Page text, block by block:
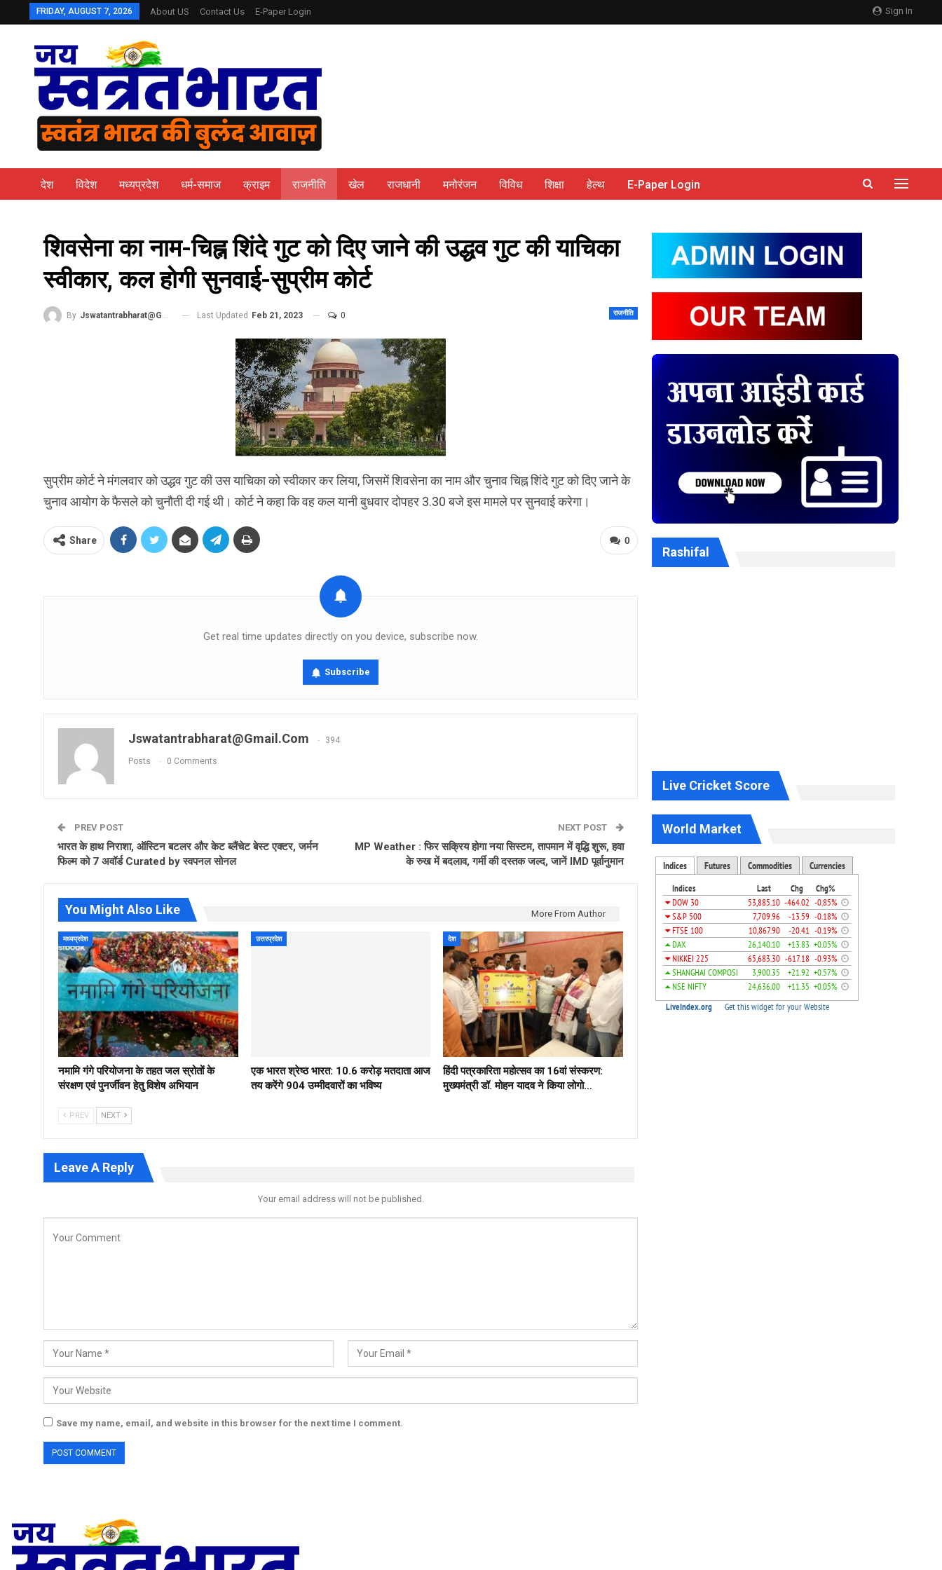
Sign In
FRIDAY, AUGUST 7, 2026 About US Contact Us E-Paper Login
देश विदेश मध्यप्रदेश धर्म-समाज क्राइम राजनीति खेल राजधानी मनोरंजन विविध शिक्षा हेल्थ E-Paper Login
शिवसेना का नाम-चिह्न शिंदे गुट को दिए जाने की उद्धव गुट की याचिका
स्वीकार, कल होगी सुनवाई-सुप्रीम कोर्ट
राजनीति
By Jswatantrabharat@gmail.com Last Updated Feb 21, 2023 0
सुप्रीम कोर्ट ने मंगलवार को उद्धव गुट की उस याचिका को स्वीकार कर लिया, जिसमें शिवसेना का नाम और चुनाव चिह्न शिंदे गुट को दिए जाने के
चुनाव आयोग के फैसले को चुनौती दी गई थी। कोर्ट ने कहा कि वह कल यानी बुधवार दोपहर 3.30 बजे इस मामले पर सुनवाई करेगा।
0
Share
Get real time updates directly on you device, subscribe now.
Subscribe
Jswatantrabharat@gmail.com 394
Posts 0 Comments
PREV POST
भारत के हाथ निराशा, ऑस्टिन बटलर और केट ब्लैंचेट बेस्‍ट एक्‍टर, जर्मन
फिल्म को 7 अवॉर्ड Curated by स्‍वपनल सोनल
NEXT POST
MP Weather : फिर सक्रिय होगा नया सिस्टम, तापमान में वृद्धि शुरू, हवा
के रुख में बदलाव, गर्मी की दस्तक जल्द, जानें IMD पूर्वानुमान
You Might Also Like More From Author
मध्यप्रदेश
नमामि गंगे परियोजना के तहत जल स्रोतों के
संरक्षण एवं पुनर्जीवन हेतु विशेष अभियान
उत्तरप्रदेश
एक भारत श्रेष्ठ भारत: 10.6 करोड़ मतदाता आज
तय करेंगे 904 उम्मीदवारों का भविष्य
देश
हिंदी पत्रकारिता महोत्सव का 16वां संस्करण:
मुख्यमंत्री डॉ. मोहन यादव ने किया लोगो…
PREV NEXT
Leave A Reply
Your email address will not be published.
Save my name, email, and website in this browser for the next time I comment.
Rashifal
Live Cricket Score
World Market